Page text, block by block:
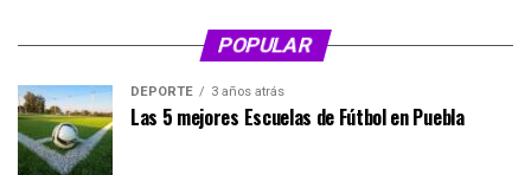
POPULAR
DEPORTE 3 años atrás
Las 5 mejores Escuelas de Fútbol en Puebla